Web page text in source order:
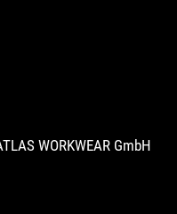
WORKWEAR GmbH